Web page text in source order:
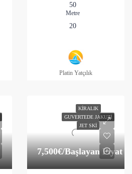
50
Metre
20
Platin Yatçılık
KIRALIK
GUVERTEDE JAKUZI
JET SKI
7,500€/Başlayan Fiyat